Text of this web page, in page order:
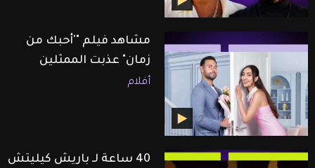
مشاهد فيلم "'أحبك من
زمان" عذبت الممثلين
أفلام
40 ساعة لـ باريش كيليتش